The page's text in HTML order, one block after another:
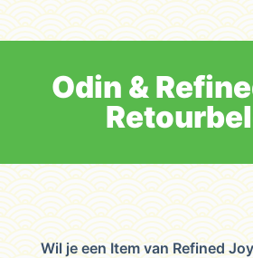
Odin &
Wil je een Item van Refined